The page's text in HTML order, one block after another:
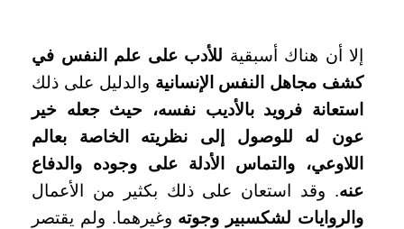
إلا أن هناك أسبقية للأدب على علم النفس في
كشف مجاهل النفس الإنسانية والدليل على ذلك
استعانة فرويد بالأديب نفسه، حيث جعله خير
عون له للوصول إلى نظريته الخاصة بعالم
اللاوعي، والتماس الأدلة على وجوده والدفاع
عنه. وقد استعان على ذلك بكثير من الأعمال
والروايات لشكسبير وجوته وغيرهما. ولم يقتصر